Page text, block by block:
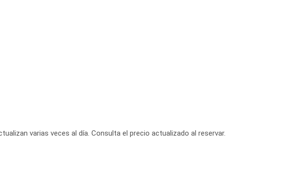
varias veces al día. Consulta el precio actualizado al reservar.